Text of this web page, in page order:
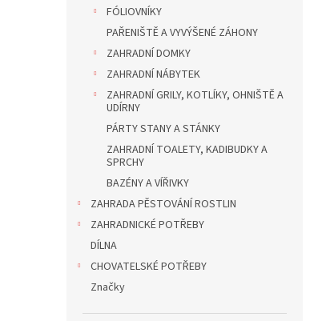
FÓLIOVNÍKY
PAŘENIŠTĚ A VYVÝŠENÉ ZÁHONY
ZAHRADNÍ DOMKY
ZAHRADNÍ NÁBYTEK
ZAHRADNÍ GRILY, KOTLÍKY, OHNIŠTĚ A
UDÍRNY
PÁRTY STANY A STÁNKY
ZAHRADNÍ TOALETY, KADIBUDKY A
SPRCHY
BAZÉNY A VÍŘIVKY
ZAHRADA PĚSTOVÁNÍ ROSTLIN
ZAHRADNICKÉ POTŘEBY
DÍLNA
CHOVATELSKÉ POTŘEBY
Značky